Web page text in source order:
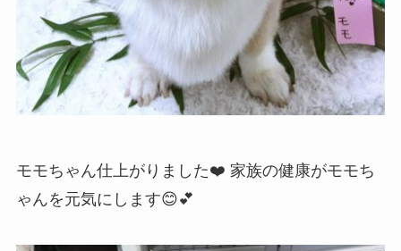
モモちゃん仕上がりました❤️ 家族の健康がモモち
ゃんを元気にします😊💕